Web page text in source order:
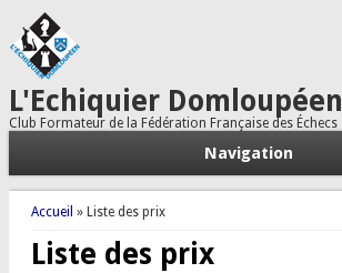
L'Echiquier Domloupéen
Club Formateur de la Fédération Française des Échecs
Navigation
Vous êtes ici
Accueil » Liste des prix
Liste des prix